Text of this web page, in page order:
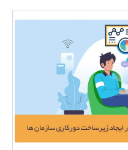
بانک، بیمه و سرمایه
مسکن و ساختمان